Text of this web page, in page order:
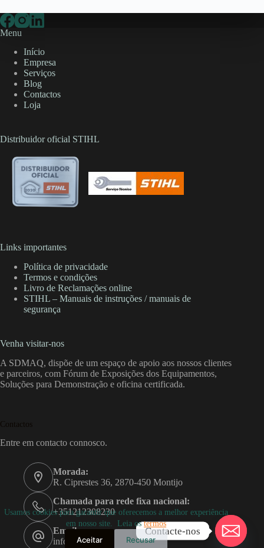
Usamos cookies para garantir que oferecemos a melhor experiência
em nosso site. Leia ostermos
Aceitar Recusar
Menu
Início
Empresa
Serviços
Blog
Contactos
Loja
Distribuidor oficial STIHL
Links importantes
Política de privacidade
Termos e condições
Livro de Reclamações online
STIHL – Manuais de instruções / manuais de
segurança
Venha visitar-nos
A SDMAQ, dispõe de um espaço de apoio aos nossos clientes
e parceiros, com Fórum de Exposições dos Equipamentos,
Soluções para Demonstração e oficina certificada.
Contactos
Entre em contacto connosco.
Morada:
R. Ciprestes 36, 2870-450 Montijo
Chamada para rede fixa nacional:
+351212308230
Email:
info@sdmaq.pt
Contacte-nos